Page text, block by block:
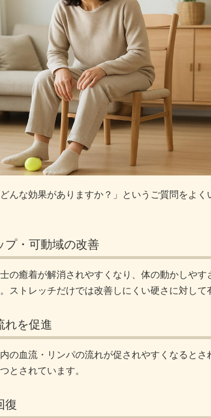
んな効果がありますか？」というご質問をよ
プ・可動域の改善
の癒着が解消されやすくなり、体の動かしやす
ストレッチだけでは改善しにくい硬さに対して
れを促進
の血流・リンパの流れが促されやすくなるとさ
とされています。
復